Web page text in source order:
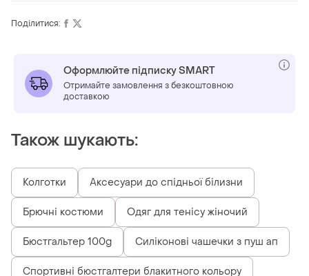
Поділитися:
Оформлюйте підписку SMART
Отримайте замовлення з безкоштовною
доставкою
Також шукають:
Колготки Аксесуари до спідньої білизни
Брючні костюми Одяг для тенісу жіночий
Бюстгальтер 100g Силіконові чашечки з пуш ап
Спортивні бюстгалтери блакитного кольору